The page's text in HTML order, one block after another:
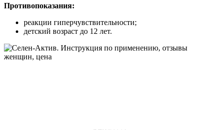
Противопоказания:
реакции гиперчувствительности;
детский возраст до 12 лет.